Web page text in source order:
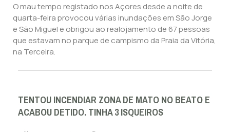
O mau tempo registado nos Açores desde a noite de
quarta-feira provocou várias inundações em São Jorge
e São Miguel e obrigou ao realojamento de 67 pessoas
que estavam no parque de campismo da Praia da Vitória,
na Terceira.
TENTOU INCENDIAR ZONA DE MATO NO BEATO E
ACABOU DETIDO. TINHA 3 ISQUEIROS